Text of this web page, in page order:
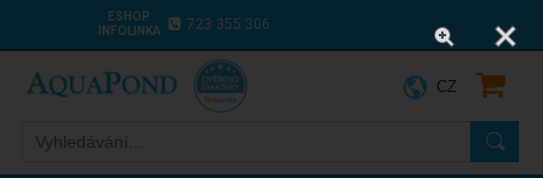
ESHOP
INFOLINKA
723 355 306
CZ